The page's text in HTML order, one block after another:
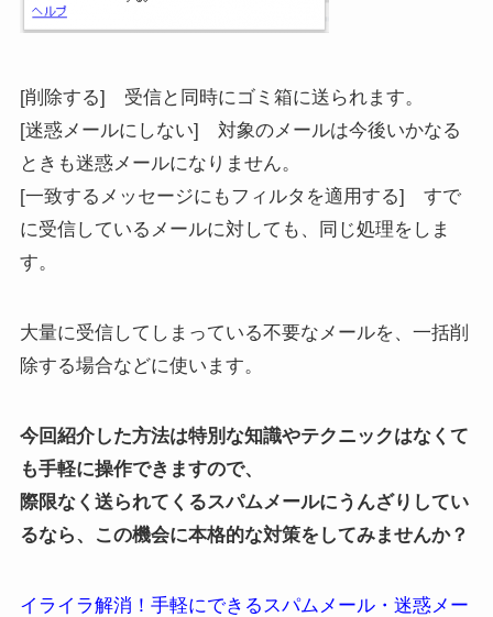
[削除する] 受信と同時にゴミ箱に送られます。
[迷惑メールにしない] 対象のメールは今後いかなる
ときも迷惑メールになりません。
[一致するメッセージにもフィルタを適用する] すで
に受信しているメールに対しても、同じ処理をしま
す。
大量に受信してしまっている不要なメールを、一括削
除する場合などに使います。
今回紹介した方法は特別な知識やテクニックはなくて
も手軽に操作できますので、
際限なく送られてくるスパムメールにうんざりしてい
るなら、この機会に本格的な対策をしてみませんか？
イライラ解消！手軽にできるスパムメール・迷惑メー